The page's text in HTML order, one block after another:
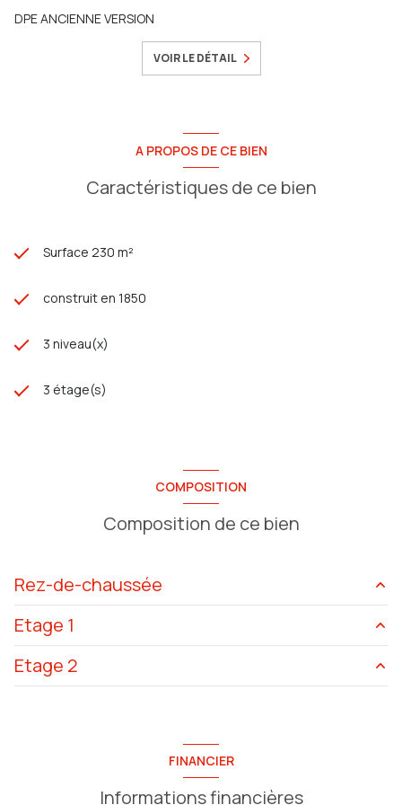
DPE ANCIENNE VERSION
VOIR LE DÉTAIL
A PROPOS DE CE BIEN
Caractéristiques de ce bien
Surface 230 m²
construit en 1850
3 niveau(x)
3 étage(s)
COMPOSITION
Composition de ce bien
Rez-de-chaussée
local
Appartement T2
43.5 m²
Etage 1
STUDIO
Etage 2
FINANCIER
Informations financières